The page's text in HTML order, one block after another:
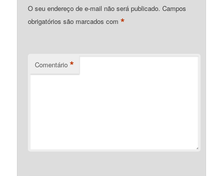
O seu endereço de e-mail não será publicado. Campos
obrigatórios são marcados com*
Comentário *